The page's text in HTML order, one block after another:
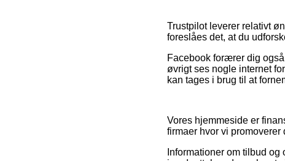
Trustpilot leverer relativt
foreslåes det, at du
Facebook forærer dig
øvrigt ses nogle internet
kan tages i brug til at
Vores hjemmeside er
firmaer hvor vi
Informationer om tilbud